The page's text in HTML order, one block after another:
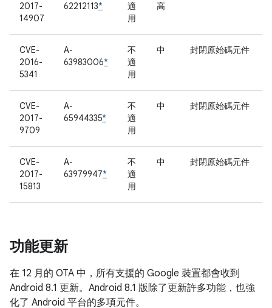
2017-
14907
62212113*
適
用
高
CVE-
2016-
5341
A-
63983006*
不
適
用
中 封閉原始碼元件
CVE-
2017-
9709
A-
65944335*
不
適
用
中 封閉原始碼元件
CVE-
2017-
15813
A-
63979947*
不
適
用
中 封閉原始碼元件
功能更新
在 12 月的 OTA 中，所有支援的 Google 裝置都會收到
Android 8.1 更新。Android 8.1 版除了更新許多功能，也強
化了 Android 平台的多項元件。